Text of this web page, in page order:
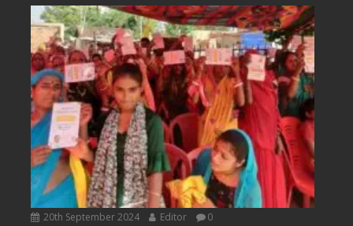
20th September 2024 Editor 0